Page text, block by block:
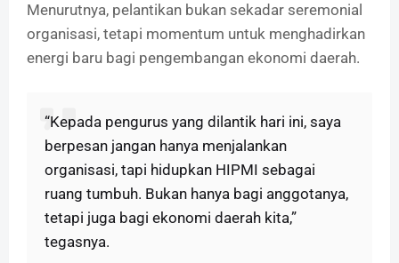
Menurutnya, pelantikan bukan sekadar seremonial
organisasi, tetapi momentum untuk menghadirkan
energi baru bagi pengembangan ekonomi daerah.
“Kepada pengurus yang dilantik hari ini, saya
berpesan jangan hanya menjalankan
organisasi, tapi hidupkan HIPMI sebagai
ruang tumbuh. Bukan hanya bagi anggotanya,
tetapi juga bagi ekonomi daerah kita,”
tegasnya.